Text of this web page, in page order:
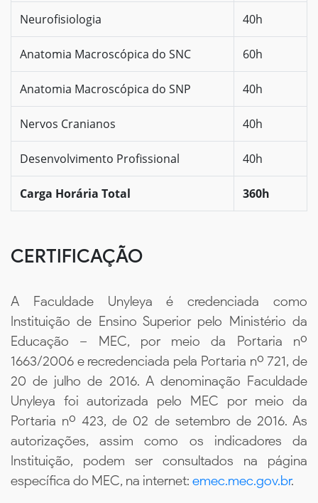
Neurofisiologia 40h
Anatomia Macroscópica do SNC 60h
Anatomia Macroscópica do SNP 40h
Nervos Cranianos 40h
Desenvolvimento Profissional 40h
Carga Horária Total 360h
CERTIFICAÇÃO
A Faculdade Unyleya é credenciada como
Instituição de Ensino Superior pelo Ministério da
Educação – MEC, por meio da Portaria nº
1663/2006 e recredenciada pela Portaria nº 721, de
20 de julho de 2016. A denominação Faculdade
Unyleya foi autorizada pelo MEC por meio da
Portaria nº 423, de 02 de setembro de 2016. As
autorizações, assim como os indicadores da
Instituição, podem ser consultados na página
específica do MEC, na internet: emec.mec.gov.br.